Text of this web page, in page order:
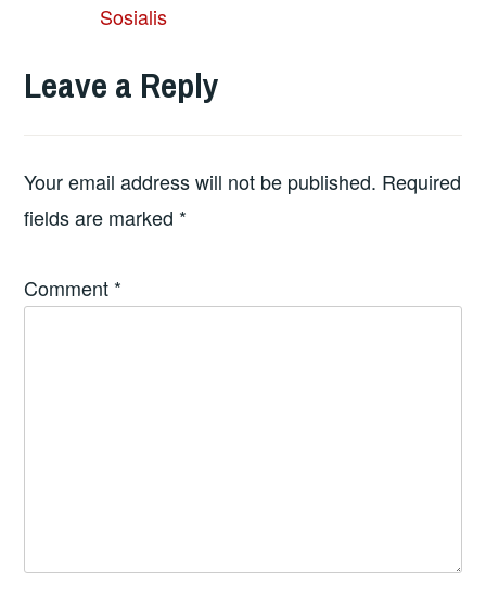
Sosialis
Leave a Reply
Your email address will not be published. Required
fields are marked *
Comment *